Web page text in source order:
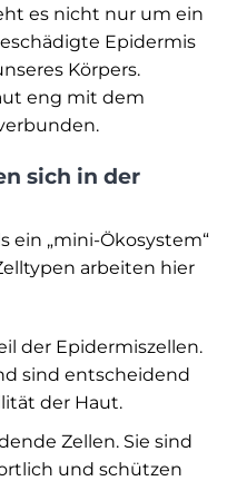
es nicht nur um ein
Epidermis
Körpers.
eng mit dem
sich in der
ein „mini-Ökosystem“
arbeiten hier
der Epidermiszellen.
sind entscheidend
der Haut.
Zellen. Sie sind
und schützen